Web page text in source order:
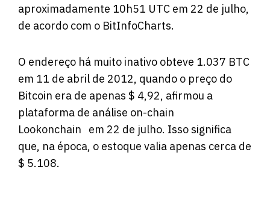
aproximadamente 10h51 UTC em 22 de julho,
de acordo com o BitInfoCharts.
O endereço há muito inativo obteve 1.037 BTC
em 11 de abril de 2012, quando o preço do
Bitcoin era de apenas $ 4,92, afirmou a
plataforma de análise on-chain
Lookonchain em 22 de julho. Isso significa
que, na época, o estoque valia apenas cerca de
$ 5.108.